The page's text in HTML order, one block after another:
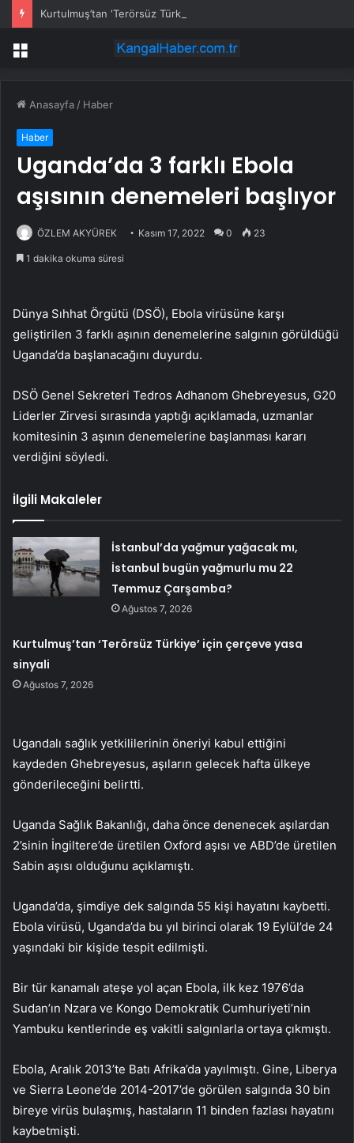
Kurtulmuş’tan ‘Terörsüz Türkiye’ için çerçeve yasa sinyali
Menü
Anasayfa / Haber
Haber
Uganda’da 3 farklı Ebola
aşısının denemeleri başlıyor
ÖZLEM AKYÜREK Kasım 17, 2022 0 23
1 dakika okuma süresi
Dünya Sıhhat Örgütü (DSÖ), Ebola virüsüne karşı
geliştirilen 3 farklı aşının denemelerine salgının görüldüğü
Uganda’da başlanacağını duyurdu.
DSÖ Genel Sekreteri Tedros Adhanom Ghebreyesus, G20
Liderler Zirvesi sırasında yaptığı açıklamada, uzmanlar
komitesinin 3 aşının denemelerine başlanması kararı
verdiğini söyledi.
İlgili Makaleler
İstanbul’da yağmur yağacak mı,
İstanbul bugün yağmurlu mu 22
Temmuz Çarşamba?
Ağustos 7, 2026
Kurtulmuş’tan ‘Terörsüz Türkiye’ için çerçeve yasa
sinyali
Ağustos 7, 2026
Ugandalı sağlık yetkililerinin öneriyi kabul ettiğini
kaydeden Ghebreyesus, aşıların gelecek hafta ülkeye
gönderileceğini belirtti.
Uganda Sağlık Bakanlığı, daha önce denenecek aşılardan
2’sinin İngiltere’de üretilen Oxford aşısı ve ABD’de üretilen
Sabin aşısı olduğunu açıklamıştı.
Uganda’da, şimdiye dek salgında 55 kişi hayatını kaybetti.
Ebola virüsü, Uganda’da bu yıl birinci olarak 19 Eylül’de 24
yaşındaki bir kişide tespit edilmişti.
Bir tür kanamalı ateşe yol açan Ebola, ilk kez 1976’da
Sudan’ın Nzara ve Kongo Demokratik Cumhuriyeti’nin
Yambuku kentlerinde eş vakitli salgınlarla ortaya çıkmıştı.
Ebola, Aralık 2013’te Batı Afrika’da yayılmıştı. Gine, Liberya
ve Sierra Leone’de 2014-2017’de görülen salgında 30 bin
bireye virüs bulaşmış, hastaların 11 binden fazlası hayatını
kaybetmişti.